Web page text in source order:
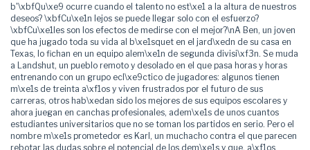
b'\xbfQu\xe9 ocurre cuando el talento no est\xe1 a la altura de nuestros
deseos? \xbfCu\xe1n lejos se puede llegar solo con el esfuerzo?
\xbfCu\xe1les son los efectos de medirse con el mejor?\nA Ben, un joven
que ha jugado toda su vida al b\xe1squet en el jard\xedn de su casa en
Texas, lo fichan en un equipo alem\xe1n de segunda divisi\xf3n. Se muda
a Landshut, un pueblo remoto y desolado en el que pasa horas y horas
entrenando con un grupo ecl\xe9ctico de jugadores: algunos tienen
m\xe1s de treinta a\xf1os y viven frustrados por el futuro de sus
carreras, otros hab\xedan sido los mejores de sus equipos escolares y
ahora juegan en canchas profesionales, adem\xe1s de unos cuantos
estudiantes universitarios que no se toman los partidos en serio. Pero el
nombre m\xe1s prometedor es Karl, un muchacho contra el que parecen
rebotar las dudas sobre el potencial de los dem\xe1s y que, a\xf1os